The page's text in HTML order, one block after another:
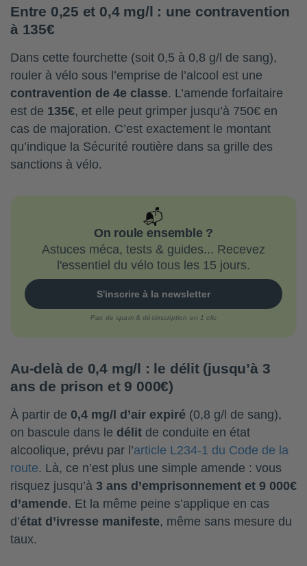
Entre 0,25 et 0,4 mg/l : une contravention
à 135€
Dans cette fourchette (soit 0,5 à 0,8 g/l de sang),
rouler à vélo sous l’emprise de l’alcool est une
contravention de 4e classe. L’amende forfaitaire
est de 135€, et elle peut grimper jusqu’à 750€ en
cas de majoration. C’est exactement le montant
qu’indique la Sécurité routière dans sa grille des
sanctions à vélo.
📬
On roule ensemble ?
Astuces méca, tests & guides... Recevez
l'essentiel du vélo tous les 15 jours.
S'inscrire à la newsletter
Pas de spam & désinscription en 1 clic
Au-delà de 0,4 mg/l : le délit (jusqu’à 3
ans de prison et 9 000€)
À partir de 0,4 mg/l d’air expiré (0,8 g/l de sang),
on bascule dans le délit de conduite en état
alcoolique, prévu par l’article L234-1 du Code de la
route. Là, ce n’est plus une simple amende : vous
risquez jusqu’à 3 ans d’emprisonnement et 9 000€
d’amende. Et la même peine s’applique en cas
d’état d’ivresse manifeste, même sans mesure du
taux.